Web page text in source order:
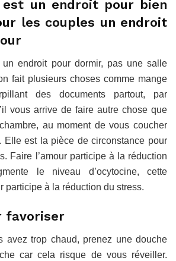
est un endroit pour bien
les couples un endroit
un endroit pour dormir, pas une salle
fait plusieurs choses comme mange
des documents partout, par
vous arrive de faire autre chose que
au moment de vous coucher
Elle est la pièce de circonstance pour
Faire l’amour participe à la réduction
le niveau d’ocytocine, cette
participe à la réduction du stress.
favoriser
avez trop chaud, prenez une douche
car cela risque de vous réveiller.